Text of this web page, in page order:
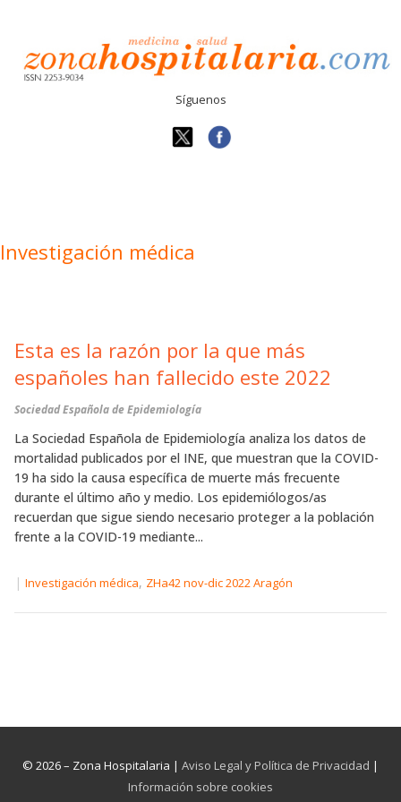
Síguenos
Investigación médica
Esta es la razón por la que más
españoles han fallecido este 2022
Sociedad Española de Epidemiología
La Sociedad Española de Epidemiología analiza los datos de
mortalidad publicados por el INE, que muestran que la COVID-
19 ha sido la causa específica de muerte más frecuente
durante el último año y medio. Los epidemiólogos/as
recuerdan que sigue siendo necesario proteger a la población
frente a la COVID-19 mediante...
| Investigación médica, ZHa42 nov-dic 2022 Aragón
© 2026 – Zona Hospitalaria | Aviso Legal y Política de Privacidad |
Información sobre cookies